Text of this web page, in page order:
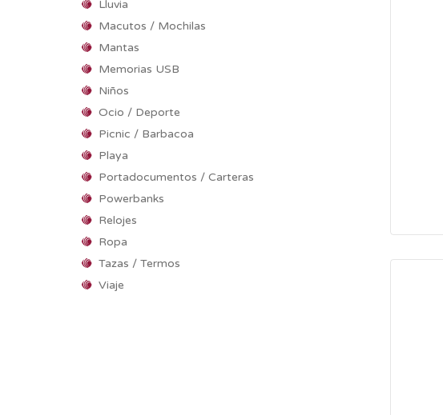
Lluvia
Macutos / Mochilas
Mantas
Memorias USB
Niños
Ocio / Deporte
Picnic / Barbacoa
Playa
Portadocumentos / Carteras
Powerbanks
Relojes
Ropa
Tazas / Termos
Viaje